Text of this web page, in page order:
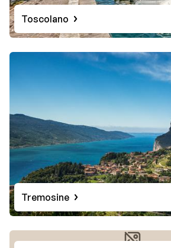
Toscolano
Tremosine